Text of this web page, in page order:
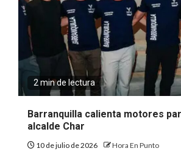
2 min de lectura
Barranquilla calienta motores
alcalde Char
10 de julio de 2026 Hora En Punto